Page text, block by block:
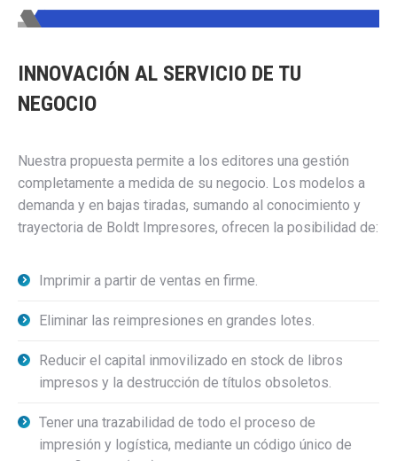
INNOVACIÓN AL SERVICIO DE TU
NEGOCIO
Nuestra propuesta permite a los editores una gestión
completamente a medida de su negocio. Los modelos a
demanda y en bajas tiradas, sumando al conocimiento y
trayectoria de Boldt Impresores, ofrecen la posibilidad de:
Imprimir a partir de ventas en firme.
Eliminar las reimpresiones en grandes lotes.
Reducir el capital inmovilizado en stock de libros
impresos y la destrucción de títulos obsoletos.
Tener una trazabilidad de todo el proceso de
impresión y logística, mediante un código único de